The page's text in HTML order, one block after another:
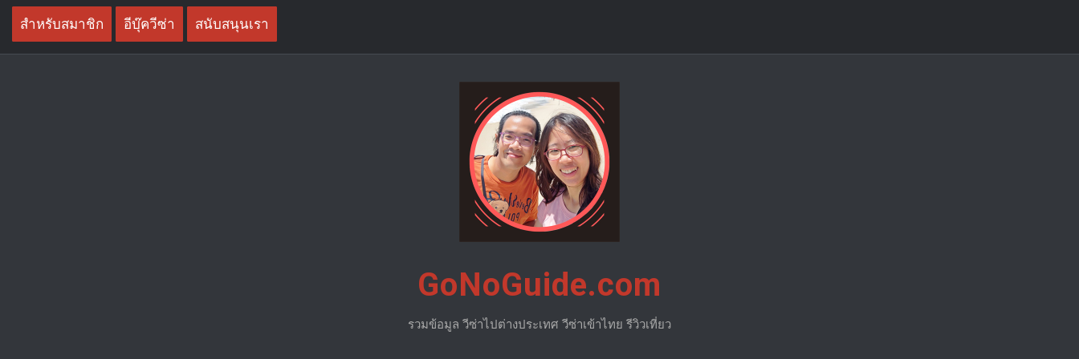
Skip
content
สำหรับสมาชิก อีบุ๊ควีซ่า สนับสนุนเรา
GoNoGuide.com
รวมข้อมูล วีซ่าไปต่างประเทศ วีซ่าเข้าไทย รีวิวเที่ยว